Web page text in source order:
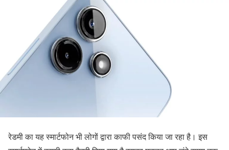
रेडमी का यह स्मार्टफोन भी लोगों द्वारा काफी पसंद किया जा रहा है। इस